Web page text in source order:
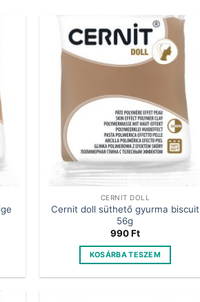
CERNIT DOLL
Cernit doll süthető gyurma biscuit
56g
990Ft
KOSÁRBA TESZEM